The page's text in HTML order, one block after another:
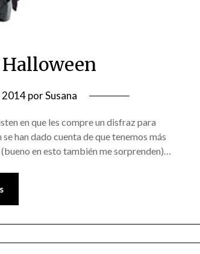
2014porSusana
en que les compre un disfraz para
han dado cuenta de que tenemos más
en esto también me sorprenden)…